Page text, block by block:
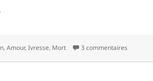
,Amour,Ivresse, Mort 3 commentaires